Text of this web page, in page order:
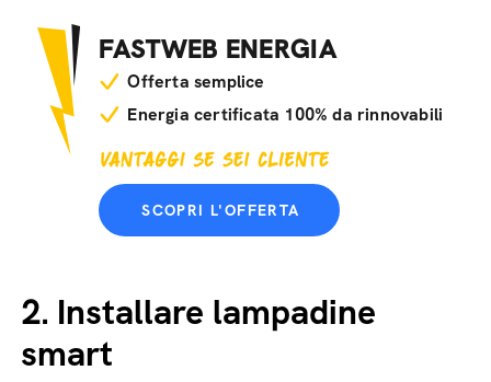
FASTWEB ENERGIA
Offerta semplice
Energia certificata 100% da rinnovabili
SCOPRI L'OFFERTA
2. Installare lampadine
smart